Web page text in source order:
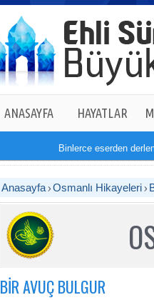
ANASAYFA HAYATLAR
Binlerce eserden
Anasayfa Osmanlı Hikayeleri
BİR AVUÇ BULGUR